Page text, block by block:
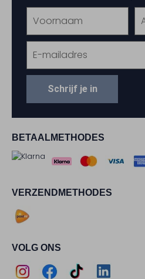
BETAALMETHODES
VERZENDMETHODES
VOLG ONS
Schrijf je in